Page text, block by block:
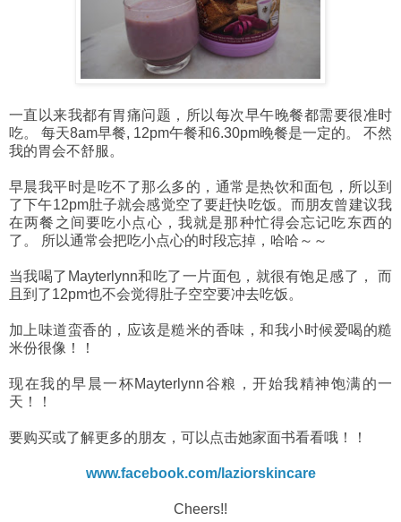
一直以来我都有胃痛问题，所以每次早午晚餐都需要很准时
吃。 每天8am早餐, 12pm午餐和6.30pm晚餐是一定的。 不然
我的胃会不舒服。
早晨我平时是吃不了那么多的，通常是热饮和面包，所以到
了下午12pm肚子就会感觉空了要赶快吃饭。而朋友曾建议我
在两餐之间要吃小点心，我就是那种忙得会忘记吃东西的
了。 所以通常会把吃小点心的时段忘掉，哈哈～～
当我喝了Mayterlynn和吃了一片面包，就很有饱足感了， 而
且到了12pm也不会觉得肚子空空要冲去吃饭。
加上味道蛮香的，应该是糙米的香味，和我小时候爱喝的糙
米份很像！！
现在我的早晨一杯Mayterlynn谷粮，开始我精神饱满的一
天！！
要购买或了解更多的朋友，可以点击她家面书看看哦！！
www.facebook.com/laziorskincare
Cheers!!